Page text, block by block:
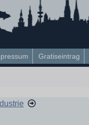
Gratiseintrag